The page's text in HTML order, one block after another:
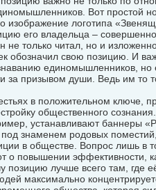
Вот простой
изображение логотипа
его владельца –
не только читал, но и
обозначил свою позицию. И
единомышленников,
за призывом души. Ведь им то
в положительном ключе,
общественного
устанавливают баннеры
знаменем родовых
в обществе. Вопрос лишь в
о повышении эффективности,
лучше всего там, где
максимально